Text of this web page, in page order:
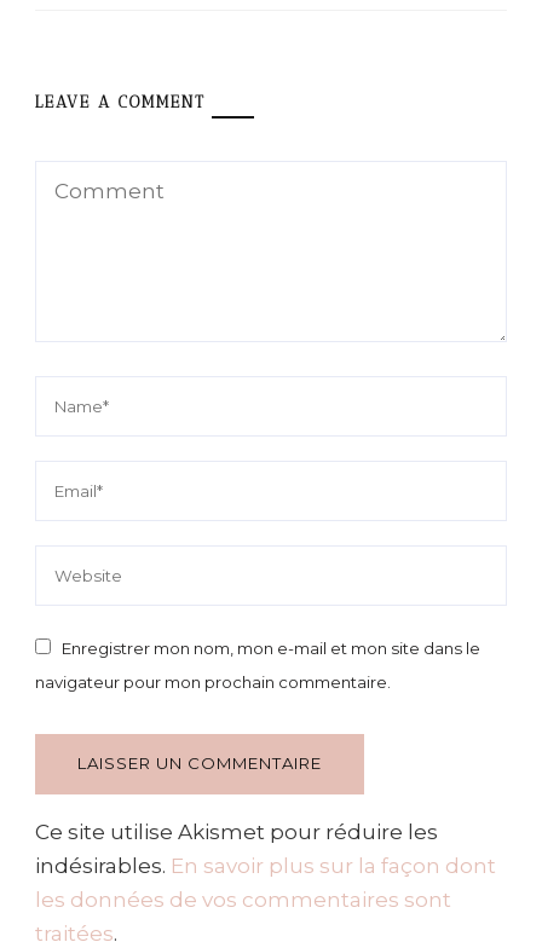
LEAVE A COMMENT
Enregistrer mon nom, mon e-mail et mon site dans le
navigateur pour mon prochain commentaire.
Ce site utilise Akismet pour réduire les
indésirables. En savoir plus sur la façon dont
les données de vos commentaires sont
traitées.